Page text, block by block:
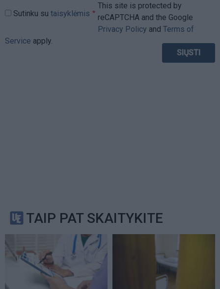
Sutinku su taisyklėmis
This site is protected by
reCAPTCHA and the Google
Privacy Policy and Terms of
Service apply.
TAIP PAT SKAITYKITE